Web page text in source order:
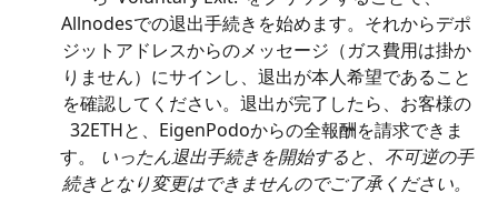
Allnodesでの退出手続きを始めます。それからデポ
ジットアドレスからのメッセージ（ガス費用は掛か
りません）にサインし、退出が本人希望であること
を確認してください。退出が完了したら、お客様の
32ETHと、EigenPodoからの全報酬を請求できま
す。
いったん退出手続きを開始すると、不可逆の手
続きとなり変更はできませんのでご了承ください。